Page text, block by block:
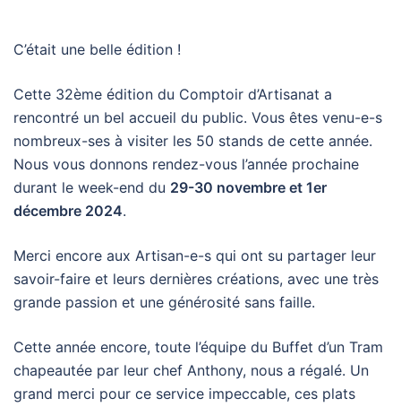
C’était une belle édition !
Cette 32ème édition du Comptoir d’Artisanat a
rencontré un bel accueil du public. Vous êtes venu-e-s
nombreux-ses à visiter les 50 stands de cette année.
Nous vous donnons rendez-vous l’année prochaine
durant le week-end du 29-30 novembre et 1er
décembre 2024.
Merci encore aux Artisan-e-s qui ont su partager leur
savoir-faire et leurs dernières créations, avec une très
grande passion et une générosité sans faille.
Cette année encore, toute l’équipe du Buffet d’un Tram
chapeautée par leur chef Anthony, nous a régalé. Un
grand merci pour ce service impeccable, ces plats